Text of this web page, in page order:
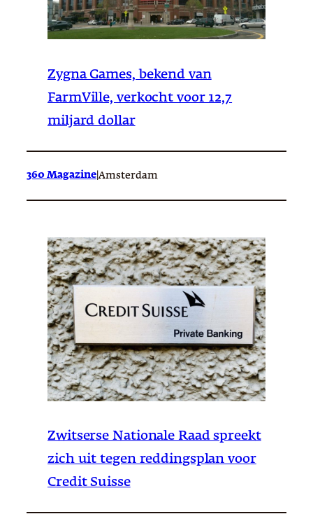
Zygna Games, bekend van
FarmVille, verkocht voor 12,7
miljard dollar
360 Magazine Amsterdam
Zwitserse Nationale Raad spreekt
zich uit tegen reddingsplan voor
Credit Suisse